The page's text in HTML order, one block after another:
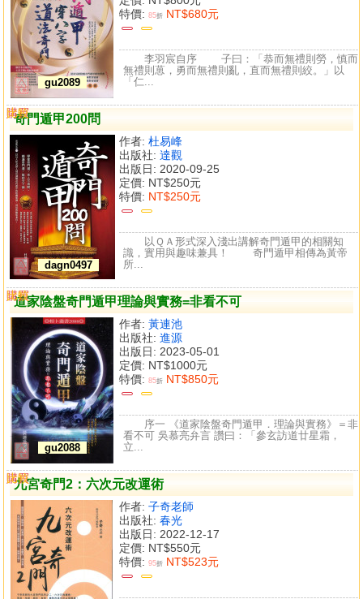
gu2089
特價: 85折 NT$680元
李羽宸自序 子曰：「恭而無禮則勞，慎而
無禮則葸，勇而無禮則亂，直而無禮則絞。」以
「仁...
奇門遁甲200問
dagn0497
作者: 杜易峰
出版社: 達觀
出版日: 2020-09-25
定價: NT$250元
特價: NT$250元
購買
比較
以ＱＡ形式深入淺出講解奇門遁甲的相關知
識，實用與趣味兼具！ 奇門遁甲相傳為黃帝
所...
道家陰盤奇門遁甲理論與實務=非看不可
gu2088
作者: 黃連池
出版社: 進源
出版日: 2023-05-01
定價: NT$1000元
特價: 85折 NT$850元
購買
比較
序一 《道家陰盤奇門遁甲．理論與實務》＝非
看不可 吳慕亮弁言 讚曰：「參玄訪道廿星霜，
立...
九宮奇門2：六次元改運術
作者: 子奇老師
出版社: 春光
出版日: 2022-12-17
定價: NT$550元
特價: 95折 NT$523元
購買
比較